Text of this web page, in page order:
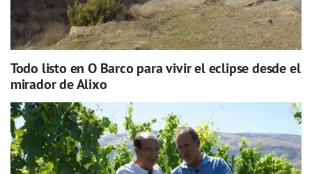
Todo listo en O Barco para vivir el eclipse desde el
mirador de Alixo